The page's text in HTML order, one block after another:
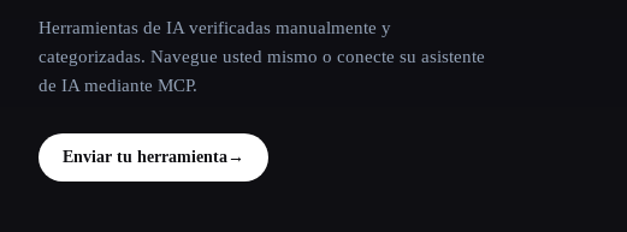
Herramientas de IA verificadas manualmente y
categorizadas. Navegue usted mismo o conecte su asistente
de IA mediante MCP.
Enviar tu herramienta→